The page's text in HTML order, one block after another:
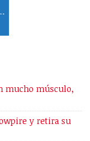
mucho músculo,
y retira su